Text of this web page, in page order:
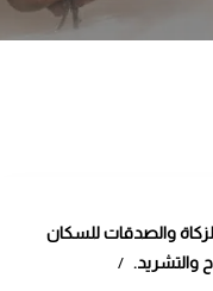
والصدقات للسكان
والتشريد.